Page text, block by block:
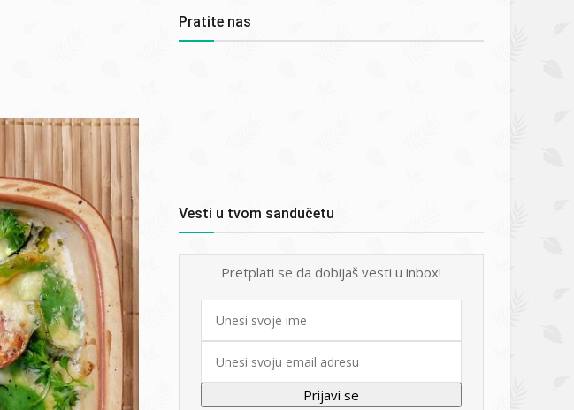
Pratite nas
Vesti u tvom sandučetu
Pretplati se da dobijaš vesti u inbox!
First